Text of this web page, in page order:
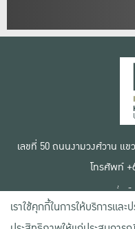
เลขที่ 50 ถนนงามวงศ์วาน แ
โทรศัพท์
เงื่อนไ
ข้อตก
นโยบ
เราใช้คุกกี้ในการให้บริการแล